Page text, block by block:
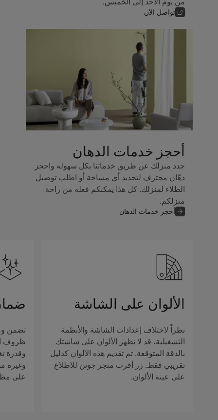
تواصل الآن
أحجز خدمات الدهان
جدد منزلك عن طريق خدماتنا بكل سهوله واحجز
دهّان محترف لتجديد أي مساحة أو اطلب توصيل
الطلاء لمنزلك. كل هذا يمكنكم فعله من راحة
منزلكم.
أحجز خدمات الدهان
الألوان على الشاشة
نظراً لاختلاف إعدادات الشاشة والأنظمة
التشغيلية، قد لا تظهر الألوان على شاشتك
بالدقة المتوقعة. تم تقديم هذه الألوان كدليل
تقريبي فقط. زر أقرب متجر جوتن للاطلاع
على عينة الألوان.
تضمن
ظروف
وقدرة
وغيره
على